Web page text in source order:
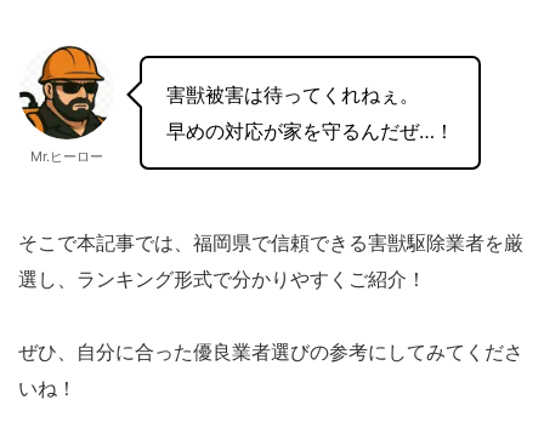
Mr.ヒーロー
害獣被害は待ってくれねぇ。
早めの対応が家を守るんだぜ…！
そこで本記事では、福岡県で信頼できる害獣駆除業者を厳
選し、ランキング形式で分かりやすくご紹介！
ぜひ、自分に合った優良業者選びの参考にしてみてくださ
いね！